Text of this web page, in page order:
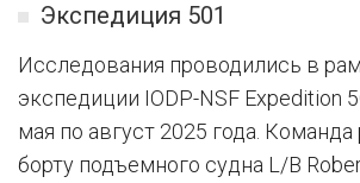
Экспедиция 501
Исследования проводились в
экспедиции IODP-NSF Expedition
мая по август 2025 года. Команда
борту подъемного судна L/B